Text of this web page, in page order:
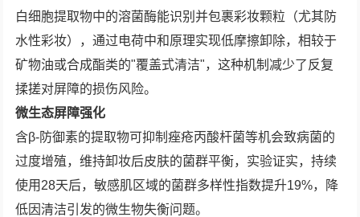
白细胞提取物中的溶菌酶能识别并包裹彩妆颗粒（尤其防
水性彩妆），通过电荷中和原理实现低摩擦卸除，相较于
矿物油或合成酯类的"覆盖式清洁"，这种机制减少了反复
揉搓对屏障的损伤风险。
微生态屏障强化
含β-防御素的提取物可抑制痤疮丙酸杆菌等机会致病菌的
过度增殖，维持卸妆后皮肤的菌群平衡，实验证实，持续
使用28天后，敏感肌区域的菌群多样性指数提升19%，降
低因清洁引发的微生物失衡问题。